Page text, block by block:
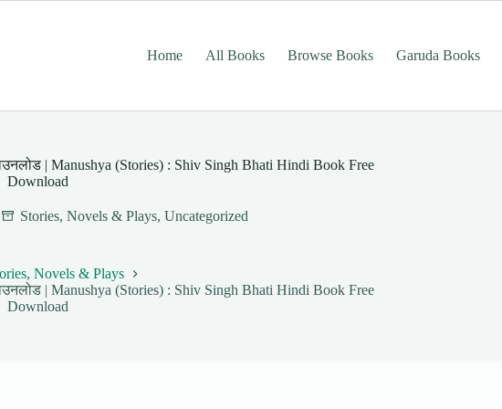
Home
All Books Browse Books Garuda Books
| Manushya (Stories) : Shiv Singh Bhati Hindi Book Free
Download
Stories, Novels & Plays, Uncategorized
Novels & Plays
| Manushya (Stories) : Shiv Singh Bhati Hindi Book Free
Download